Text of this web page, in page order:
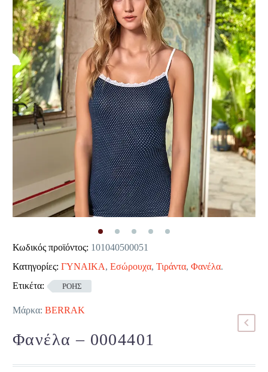
Κωδικός προϊόντος: 101040500051
Κατηγορίες: ΓΥΝΑΙΚΑ, Εσώρουχα, Τιράντα, Φανέλα.
Ετικέτα:
ΡΟΗΣ
Μάρκα: BERRAK
Φανέλα – 0004401